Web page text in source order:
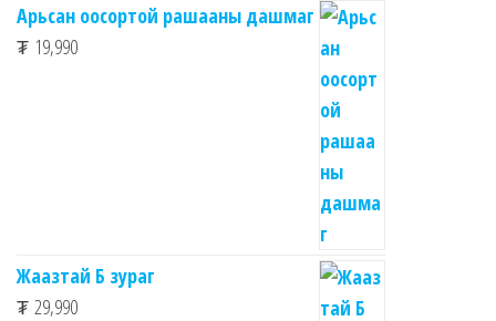
Арьсан оосортой рашааны дашмаг
₮ 19,990
Жаазтай Б зураг
₮ 29,990